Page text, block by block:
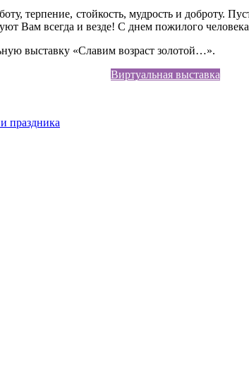
терпение, стойкость, мудрость и доброту.
Вам всегда и везде! С днем пожилого
выставку «Славим возраст золотой…».
Виртуальная выставка
праздника